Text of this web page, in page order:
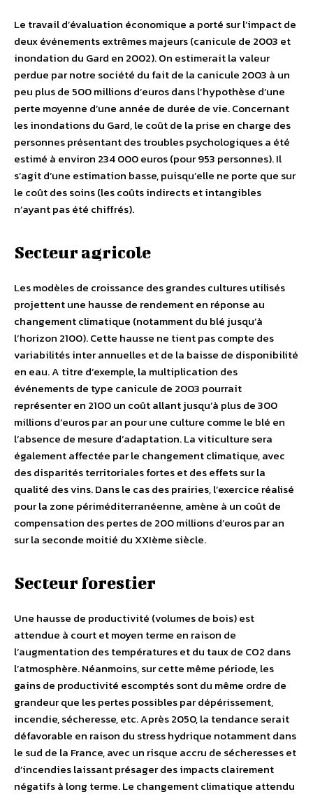
Le travail d’évaluation économique a porté sur l’impact de
deux événements extrêmes majeurs (canicule de 2003 et
inondation du Gard en 2002). On estimerait la valeur
perdue par notre société du fait de la canicule 2003 à un
peu plus de 500 millions d’euros dans l’hypothèse d’une
perte moyenne d’une année de durée de vie. Concernant
les inondations du Gard, le coût de la prise en charge des
personnes présentant des troubles psychologiques a été
estimé à environ 234 000 euros (pour 953 personnes). Il
s’agit d’une estimation basse, puisqu’elle ne porte que sur
le coût des soins (les coûts indirects et intangibles
n’ayant pas été chiffrés).
Secteur agricole
Les modèles de croissance des grandes cultures utilisés
projettent une hausse de rendement en réponse au
changement climatique (notamment du blé jusqu’à
l’horizon 2100). Cette hausse ne tient pas compte des
variabilités inter annuelles et de la baisse de disponibilité
en eau. A titre d’exemple, la multiplication des
événements de type canicule de 2003 pourrait
représenter en 2100 un coût allant jusqu’à plus de 300
millions d’euros par an pour une culture comme le blé en
l’absence de mesure d’adaptation. La viticulture sera
également affectée par le changement climatique, avec
des disparités territoriales fortes et des effets sur la
qualité des vins. Dans le cas des prairies, l’exercice réalisé
pour la zone périméditerranéenne, amène à un coût de
compensation des pertes de 200 millions d’euros par an
sur la seconde moitié du XXIème siècle.
Secteur forestier
Une hausse de productivité (volumes de bois) est
attendue à court et moyen terme en raison de
l’augmentation des températures et du taux de CO2 dans
l’atmosphère. Néanmoins, sur cette même période, les
gains de productivité escomptés sont du même ordre de
grandeur que les pertes possibles par dépérissement,
incendie, sécheresse, etc. Après 2050, la tendance serait
défavorable en raison du stress hydrique notamment dans
le sud de la France, avec un risque accru de sécheresses et
d’incendies laissant présager des impacts clairement
négatifs à long terme. Le changement climatique attendu